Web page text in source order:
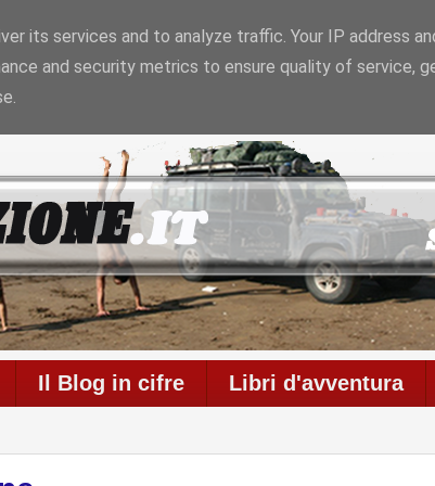
Il blog è in onda da
Il Blog in cifre Libri d'avventura
its services and to analyze traffic. Your IP address
and security metrics to ensure quality of service,